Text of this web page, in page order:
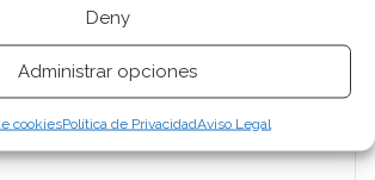
Deny
Administrar opciones
cookiesPolítica de PrivacidadAviso Legal